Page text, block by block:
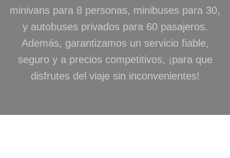
minivans para 8 personas, minibuses para 30,
y autobuses privados para 60 pasajeros.
Además, garantizamos un servicio fiable,
seguro y a precios competitivos, ¡para que
disfrutes del viaje sin inconvenientes!